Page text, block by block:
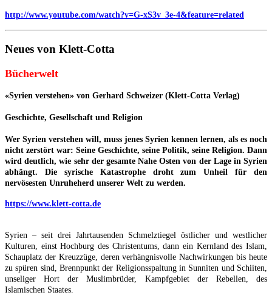
http://www.youtube.com/watch?v=G-xS3v_3e-4&feature=related
Neues von Klett-Cotta
Bücherwelt
«Syrien verstehen» von Gerhard Schweizer (Klett-Cotta Verlag)
Geschichte, Gesellschaft und Religion
Wer Syrien verstehen will, muss jenes Syrien kennen lernen, als es noch
nicht zerstört war: Seine Geschichte, seine Politik, seine Religion. Dann
wird deutlich, wie sehr der gesamte Nahe Osten von der Lage in Syrien
abhängt. Die syrische Katastrophe droht zum Unheil für den
nervösesten Unruheherd unserer Welt zu werden.
https://www.klett-cotta.de
Syrien – seit drei Jahrtausenden Schmelztiegel östlicher und westlicher
Kulturen, einst Hochburg des Christentums, dann ein Kernland des Islam,
Schauplatz der Kreuzzüge, deren verhängnisvolle Nachwirkungen bis heute
zu spüren sind, Brennpunkt der Religionsspaltung in Sunniten und Schiiten,
unseliger Hort der Muslimbrüder, Kampfgebiet der Rebellen, des
Islamischen Staates.